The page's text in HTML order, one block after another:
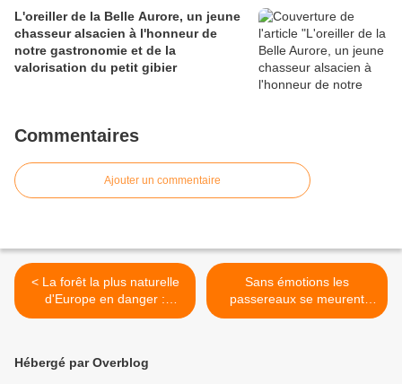
L'oreiller de la Belle Aurore, un jeune
chasseur alsacien à l'honneur de
notre gastronomie et de la
valorisation du petit gibier
Commentaires
Ajouter un commentaire
< La forêt la plus naturelle
d'Europe en danger :
Bialowieza
Sans émotions les
passereaux se meurent
dans un monde en perte de
Hébergé par Overblog